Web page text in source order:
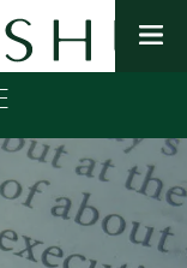
を
開
く